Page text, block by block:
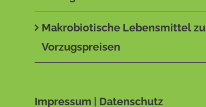
Makrobiotische Lebensmittel zu
Vorzugspreisen
Impressum Datenschutz